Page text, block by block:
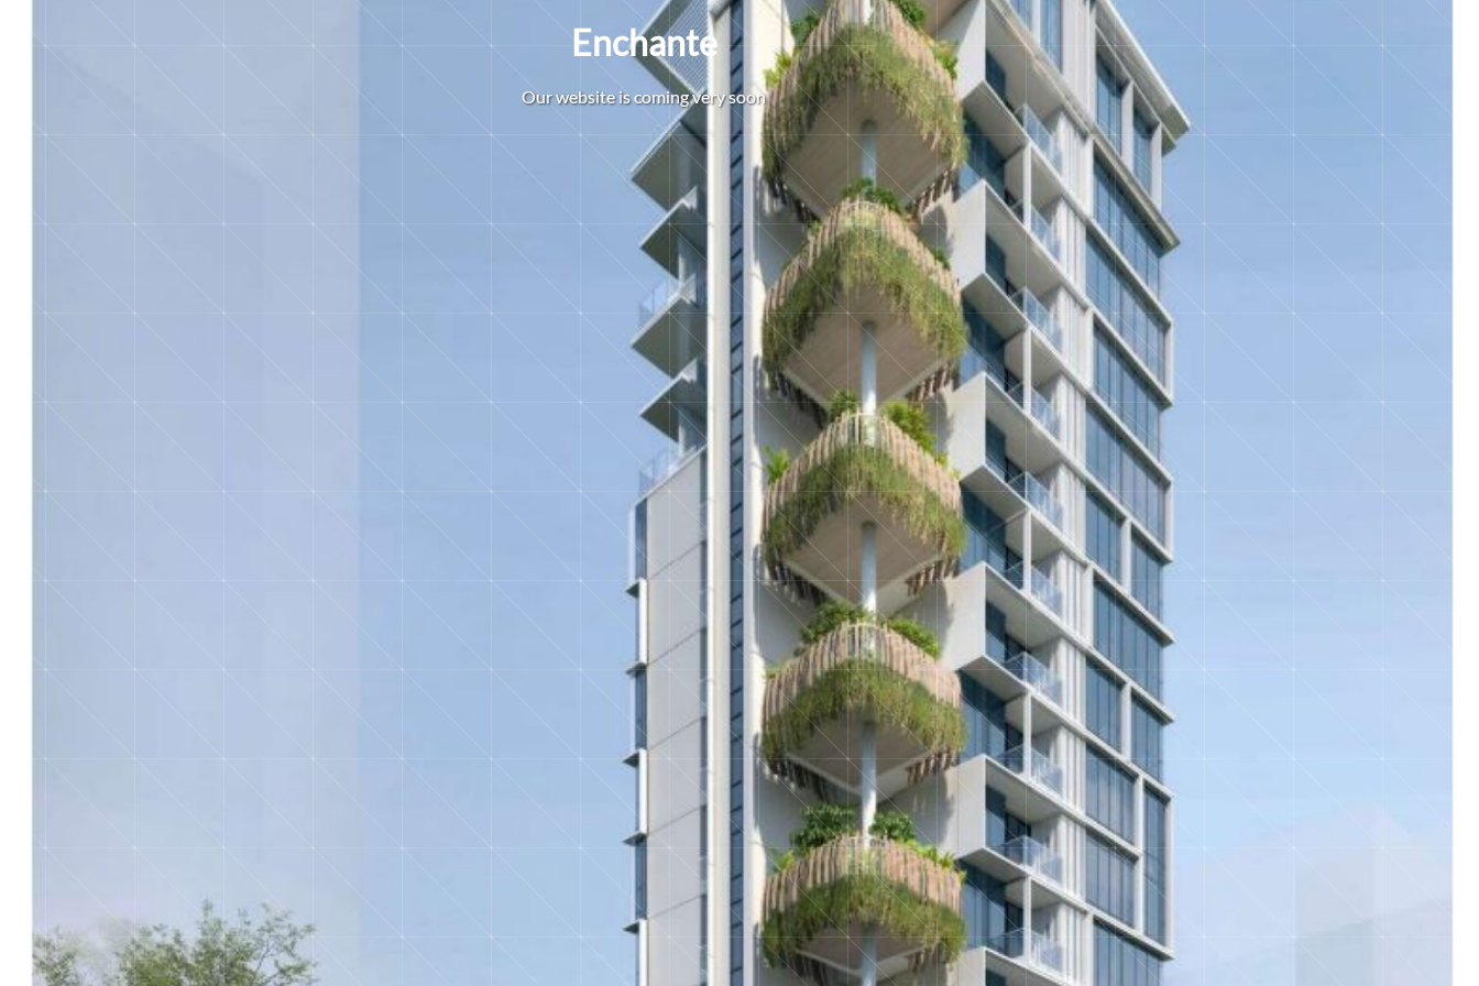
Enchante
Ourwebsite iscomingverysoon